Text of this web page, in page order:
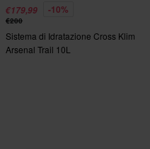
€179,99 -10%
€200
Sistema di Idratazione Cross Klim
Arsenal Trail 10L